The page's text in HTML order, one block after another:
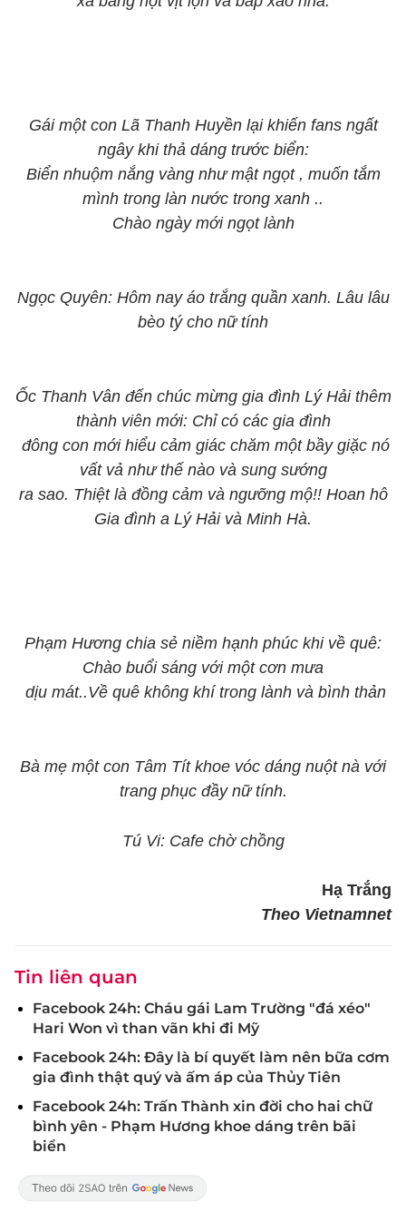
Gái một con Lã Thanh Huyền lại khiến fans ngất
ngây khi thả dáng trước biển:
Biển nhuộm nắng vàng như mật ngọt , muốn tắm
mình trong làn nước trong xanh ..
Chào ngày mới ngọt lành
Ngọc Quyên: Hôm nay áo trắng quần xanh. Lâu lâu
bèo tý cho nữ tính
Ốc Thanh Vân đến chúc mừng gia đình Lý Hải thêm
thành viên mới: Chỉ có các gia đình
đông con mới hiểu cảm giác chăm một bầy giặc nó
vất vả như thế nào và sung sướng
ra sao. Thiệt là đồng cảm và ngưỡng mộ!! Hoan hô
Gia đình a Lý Hải và Minh Hà.
Phạm Hương chia sẻ niềm hạnh phúc khi về quê:
Chào buổi sáng với một cơn mưa
dịu mát..Về quê không khí trong lành và bình thản
Bà mẹ một con Tâm Tít khoe vóc dáng nuột nà với
trang phục đầy nữ tính.
Tú Vi: Cafe chờ chồng
Hạ Trắng
Theo Vietnamnet
Tin liên quan
Facebook 24h: Cháu gái Lam Trường "đá xéo"
Hari Won vì than vãn khi đi Mỹ
Facebook 24h: Đây là bí quyết làm nên bữa cơm
gia đình thật quý và ấm áp của Thủy Tiên
Facebook 24h: Trấn Thành xin đời cho hai chữ
bình yên - Phạm Hương khoe dáng trên bãi
biển